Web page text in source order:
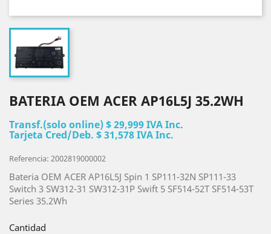
BATERIA OEM ACER AP16L5J 35.2WH
Transf.(solo online) $ 29,999 IVA Inc.
Tarjeta Cred/Deb. $ 31,578 IVA Inc.
Referencia: 2002819000002
Bateria OEM ACER AP16L5J Spin 1 SP111-32N SP111-33
Switch 3 SW312-31 SW312-31P Swift 5 SF514-52T SF514-53T
Series 35.2Wh
Cantidad